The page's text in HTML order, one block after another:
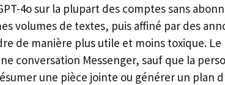
4o sur la plupart des comptes sans
volumes de textes, puis affiné par des
de manière plus utile et moins toxique.
conversation Messenger, sauf que la
une pièce jointe ou générer un plan